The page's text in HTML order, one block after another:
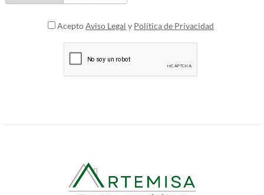
AceptoAviso Legal y Política de Privacidad